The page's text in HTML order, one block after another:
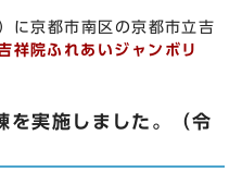
京都市南区の京都市立吉
祥院ふれあいジャンボリ
を実施しました。（令